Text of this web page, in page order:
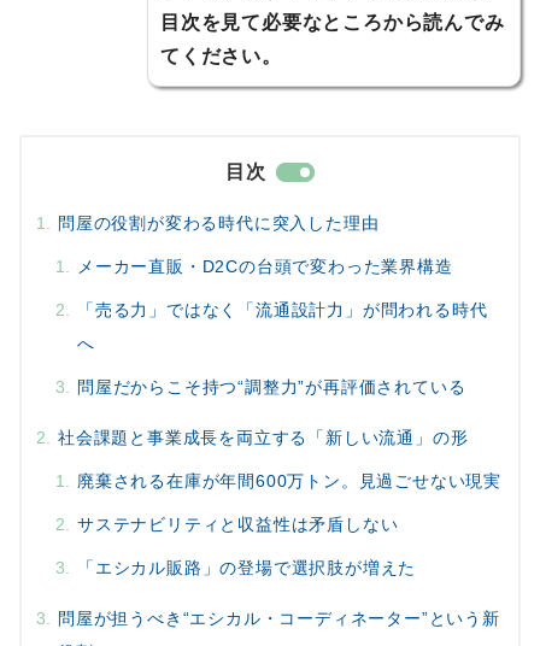
目次を見て必要なところから読んでみ
てください。
目次
問屋の役割が変わる時代に突入した理由
メーカー直販・D2Cの台頭で変わった業界構造
「売る力」ではなく「流通設計力」が問われる時代
へ
問屋だからこそ持つ“調整力”が再評価されている
社会課題と事業成長を両立する「新しい流通」の形
廃棄される在庫が年間600万トン。見過ごせない現実
サステナビリティと収益性は矛盾しない
「エシカル販路」の登場で選択肢が増えた
問屋が担うべき“エシカル・コーディネーター”という新